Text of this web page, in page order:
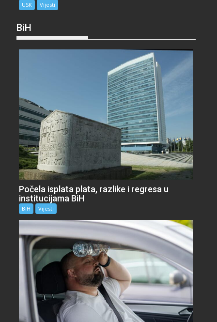
USK Vijesti
BiH
Počela isplata plata, razlike i regresa u
institucijama BiH
BiH Vijesti